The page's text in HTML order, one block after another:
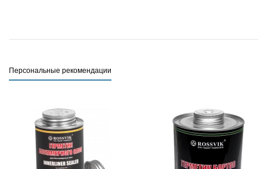
Персональные рекомендации